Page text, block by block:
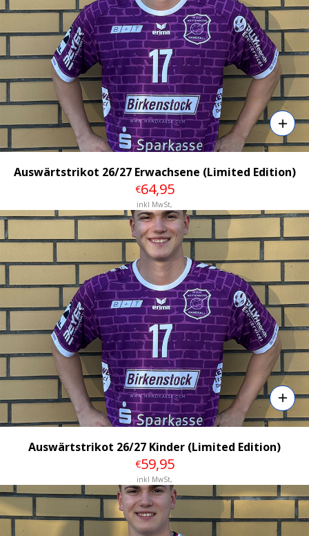
Auswärtstrikot 26/27 Erwachsene (Limited Edition)
€64,95
inkl MwSt,
Details
Auswärtstrikot 26/27 Kinder (Limited Edition)
€59,95
inkl MwSt,
Details